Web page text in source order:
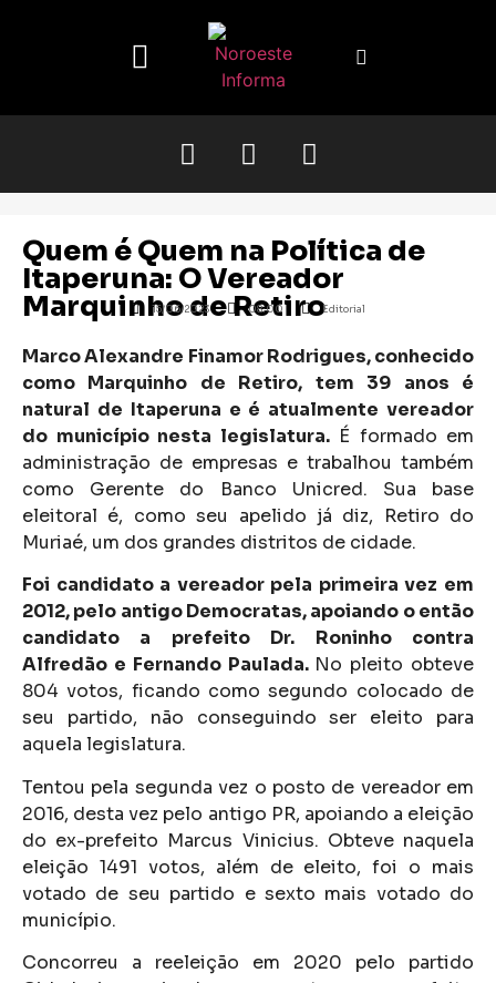
Quem é Quem na Política de
Itaperuna: O Vereador
Marquinho de Retiro
15/06/2023 08:00 Editorial
Marco Alexandre Finamor Rodrigues, conhecido
como Marquinho de Retiro, tem 39 anos é
natural de Itaperuna e é atualmente vereador
do município nesta legislatura.É formado em
administração de empresas e trabalhou também
como Gerente do Banco Unicred. Sua base
eleitoral é, como seu apelido já diz, Retiro do
Muriaé, um dos grandes distritos de cidade.
Foi candidato a vereador pela primeira vez em
2012, pelo antigo Democratas, apoiando o então
candidato a prefeito Dr. Roninho contra
Alfredão e Fernando Paulada. No pleito obteve
804 votos, ficando como segundo colocado de
seu partido, não conseguindo ser eleito para
aquela legislatura.
Tentou pela segunda vez o posto de vereador em
2016, desta vez pelo antigo PR, apoiando a eleição
do ex-prefeito Marcus Vinicius. Obteve naquela
eleição 1491 votos, além de eleito, foi o mais
votado de seu partido e sexto mais votado do
município.
Concorreu a reeleição em 2020 pelo partido